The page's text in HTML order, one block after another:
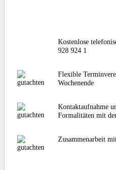
Kostenlose
928 924 1
Flexible
Wochenende
Kontaktaufnahme
Formalitäten mit
Zusammenarbeit